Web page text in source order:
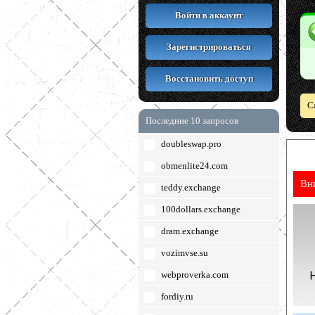
Войти в аккаунт
Зарегистрироваться
Восстановить доступ
Последние 10 запросов
doubleswap.pro
obmenlite24.com
teddy.exchange
100dollars.exchange
dram.exchange
vozimvse.su
webproverka.com
fordiy.ru